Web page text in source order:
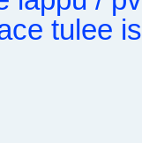
tulee